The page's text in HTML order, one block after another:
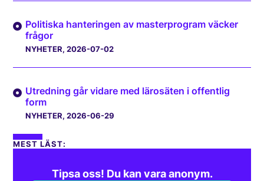
Politiska hanteringen av masterprogram väcker
frågor
NYHETER, 2026-07-02
Utredning går vidare med lärosäten i offentlig
form
NYHETER, 2026-06-29
MEST LÄST:
Tipsa oss! Du kan vara anonym.